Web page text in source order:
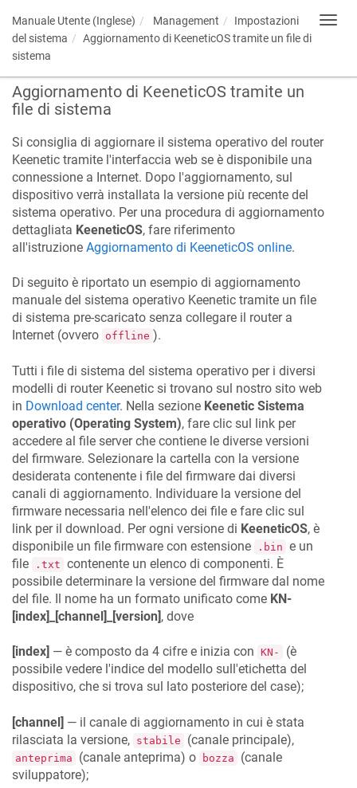
Manuale Utente (Inglese) Management
Impostazioni
del sistema
Aggiornamento di KeeneticOStramite un file di
sistema
Aggiornamento di KeeneticOS tramite un
file di sistema
Si consiglia di aggiornare il sistema operativo del router
Keenetic tramite l'interfaccia web se è disponibile una
connessione a Internet. Dopo l'aggiornamento, sul
dispositivo verrà installata la versione più recente del
sistema operativo. Per una procedura di aggiornamento
dettagliata KeeneticOS, fare riferimento
all'istruzione Aggiornamento di KeeneticOS online.
Di seguito è riportato un esempio di aggiornamento
manuale del sistema operativo Keenetic tramite un file
di sistema pre-scaricato senza collegare il router a
Internet (ovvero offline ).
Tutti i file di sistema del sistema operativo per i diversi
modelli di router Keenetic si trovano sul nostro sito web
in Download center. Nella sezione Keenetic Sistema
operativo (Operating System), fare clic sul link per
accedere al file server che contiene le diverse versioni
del firmware. Selezionare la cartella con la versione
desiderata contenente i file del firmware dai diversi
canali di aggiornamento. Individuare la versione del
firmware necessaria nell'elenco dei file e fare clic sul
link per il download. Per ogni versione di KeeneticOS, è
disponibile un file firmware con estensione
.bin e un
file
.txt contenente un elenco di componenti. È
possibile determinare la versione del firmware dal nome
del file. Il nome ha un formato unificato come KN-
[index]_[channel]_[version], dove
[index] — è composto da 4 cifre e inizia con KN-
(è
possibile vedere l'indice del modello sull'etichetta del
dispositivo, che si trova sul lato posteriore del case);
[channel] — il canale di aggiornamento in cui è stata
rilasciata la versione, stabile (canale principale),
anteprima (canale anteprima) o bozza
(canale
sviluppatore);